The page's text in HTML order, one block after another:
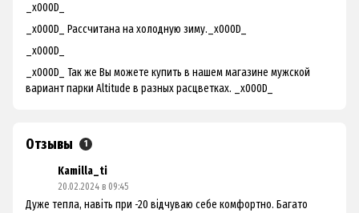
_x000D_
_x000D_ Рассчитана на холодную зиму._x000D_
_x000D_
_x000D_ Так же Вы можете купить в нашем магазине мужской
вариантпарки Altitude в разных расцветках. _x000D_
Отзывы 1
Kamilla_ti
20.02.2024 в 09:45
Дуже тепла, навіть при -20 відчуваю себе комфортно. Багато